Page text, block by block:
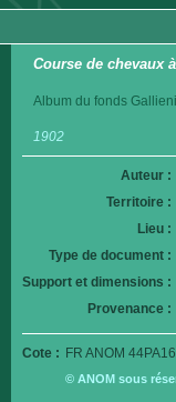
Course de chevaux
Album du fonds
1902
Auteur :
Territoire :
Lieu :
Type de document :
Support et dimensions :
Provenance :
Cote : FR ANOM
© ANOM sous